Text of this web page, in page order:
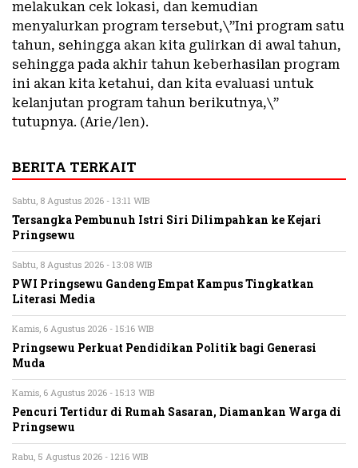
melakukan cek lokasi, dan kemudian
menyalurkan program tersebut,\”Ini program satu
tahun, sehingga akan kita gulirkan di awal tahun,
sehingga pada akhir tahun keberhasilan program
ini akan kita ketahui, dan kita evaluasi untuk
kelanjutan program tahun berikutnya,\”
tutupnya. (Arie/len).
BERITA TERKAIT
Sabtu, 8 Agustus 2026 - 13:11 WIB
Tersangka Pembunuh Istri Siri Dilimpahkan ke Kejari
Pringsewu
Sabtu, 8 Agustus 2026 - 13:08 WIB
PWI Pringsewu Gandeng Empat Kampus Tingkatkan
Literasi Media
Kamis, 6 Agustus 2026 - 15:16 WIB
Pringsewu Perkuat Pendidikan Politik bagi Generasi
Muda
Kamis, 6 Agustus 2026 - 15:13 WIB
Pencuri Tertidur di Rumah Sasaran, Diamankan Warga di
Pringsewu
Rabu, 5 Agustus 2026 - 12:16 WIB